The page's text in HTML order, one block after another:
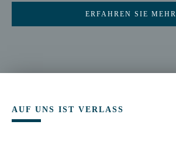
ERFAHREN SIE MEHR
AUF UNS IST VERLASS